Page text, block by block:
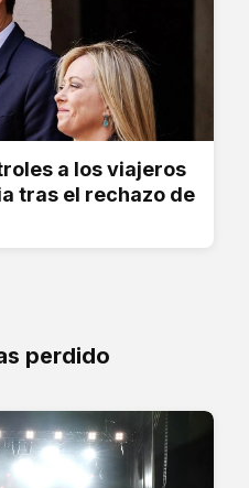
a los viajeros
tras el rechazo de
perdido